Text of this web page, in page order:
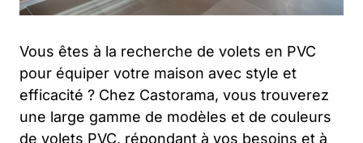
Vous êtes à la recherche de volets en PVC
pour équiper votre maison avec style et
efficacité ? Chez Castorama, vous trouverez
une large gamme de modèles et de couleurs
de volets PVC, répondant à vos besoins et à